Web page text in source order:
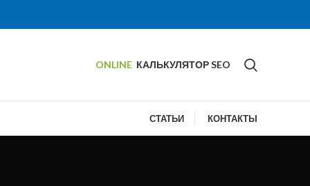
ONLINE КАЛЬКУЛЯТОР SEO
СТАТЬИ КОНТАКТЫ